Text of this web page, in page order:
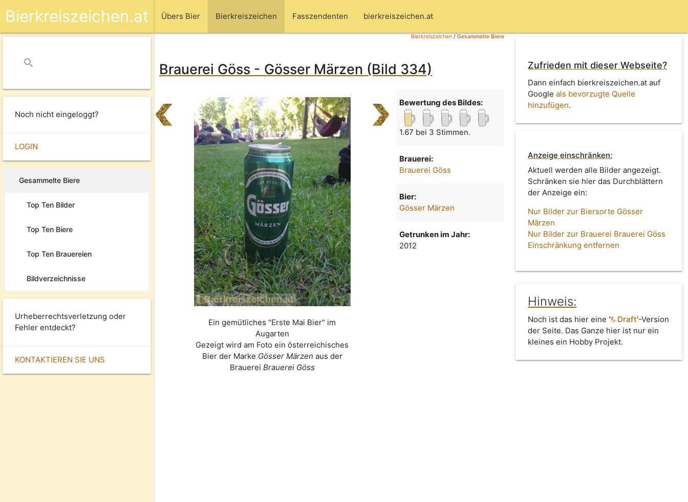
Übers Bier Bierkreiszeichen Fasszendenten bierkreiszeichen.at
Bierkreiszeichen.at
search
Noch nicht eingeloggt?
LOGIN
Gesammelte Biere
Top Ten Bilder
Top Ten Biere
Top Ten Brauereien
Bildverzeichnisse
Urheberrechtsverletzung oder
Fehler entdeckt?
KONTAKTIEREN SIE UNS
Bierkreiszeichen/Gesammelte Biere
Brauerei Göss - Gösser Märzen (Bild 334)
Ein gemütliches "Erste Mai Bier" im
Augarten
Gezeigt wird am Foto ein österreichisches
Bier der Marke Gösser Märzen aus der
Brauerei Brauerei Göss
Bewertung des Bildes:
1.67 bei 3 Stimmen.
Brauerei:
Brauerei Göss
Bier:
Gösser Märzen
Getrunken im Jahr:
2012
Zufrieden mit dieser Webseite?
Dann einfach bierkreiszeichen.at auf
Googleals bevorzugte Quelle
hinzufügen.
Anzeige einschränken:
Aktuell werden alle Bilder angezeigt.
Schränken sie hier das Durchblättern
der Anzeige ein:
Nur Bilder zur Biersorte Gösser
Märzen
Nur Bilder zur Brauerei Brauerei Göss
Einschränkung entfernen
Hinweis:
Noch ist das hier eine ' Draft'-Version
der Seite. Das Ganze hier ist nur ein
kleines ein Hobby Projekt.